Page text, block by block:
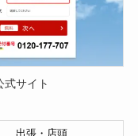
式サイト
出張・店頭